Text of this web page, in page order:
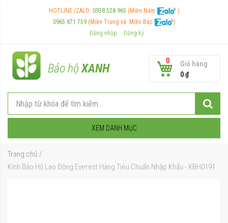
HOTLINE /ZALO: 0938 528 965 (Miền Nam
)
0965 871 759 (Miền Trung và Miền Bắc
)
Đăng nhập
Đăng ký
Bảo hộXANH
XEM DANH MỤC
Giỏ hàng
0
0 ₫
Trang chủ
Kính Bảo Hộ Lao Động Everest Hàng Tiêu Chuẩn Nhập Khẩu - KBH0191